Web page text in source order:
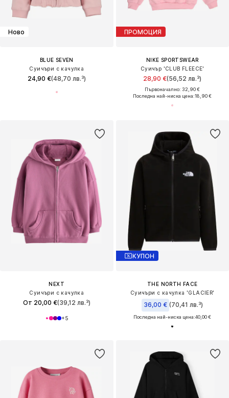
Ново
BLUE SEVEN
Суичъри с качулка
24,90 €(48,70 лв.³)
ПРОМОЦИЯ
NIKE SPORTSWEAR
Суичър 'CLUB FLEECE'
28,90 €(56,52 лв.³)
Първоначално: 32,90 €
Последна най-ниска цена:18,90 €
NEXT
Суичъри с качулка
От 20,00 €(39,12 лв.³)
+5
КУПОН
THE NORTH FACE
Суичъри с качулка 'GLACIER'
36,00 € (70,41 лв.³)
Последна най-ниска цена:40,00 €